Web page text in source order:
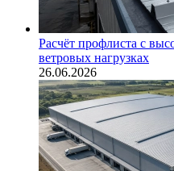
Расчёт профлиста с
ветровых нагрузках
26.06.2026